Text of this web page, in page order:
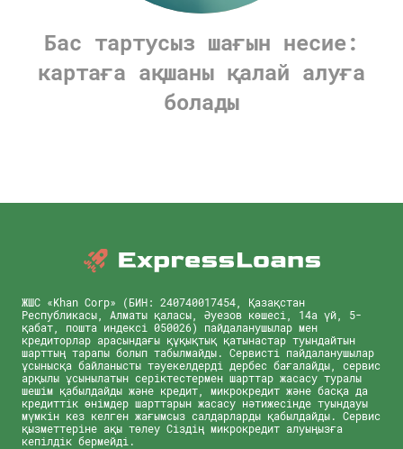
Бас тартусыз шағын несие:
картаға ақшаны қалай алуға
болады
ЖШС «Khan Corp» (БИН: 240740017454, Қазақстан
Республикасы, Алматы қаласы, Әуезов көшесі, 14а үй, 5-
қабат, пошта индексі 050026) пайдаланушылар мен
кредиторлар арасындағы құқықтық қатынастар туындайтын
шарттың тарапы болып табылмайды. Сервисті пайдаланушылар
ұсынысқа байланысты тәуекелдерді дербес бағалайды, сервис
арқылы ұсынылатын серіктестермен шарттар жасасу туралы
шешім қабылдайды және кредит, микрокредит және басқа да
кредиттік өнімдер шарттарын жасасу нәтижесінде туындауы
мүмкін кез келген жағымсыз салдарларды қабылдайды. Сервис
қызметтеріне ақы төлеу Сіздің микрокредит алуыңызға
кепілдік бермейді.